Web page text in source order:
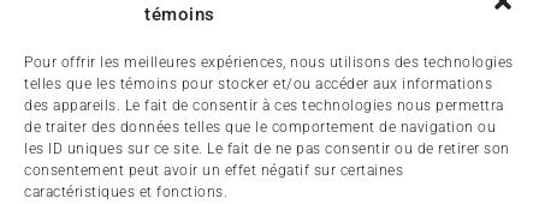
témoins
Pour offrir les meilleures expériences, nous utilisons des technologies
telles que les témoins pour stocker et/ou accéder aux informations
des appareils. Le fait de consentir à ces technologies nous permettra
de traiter des données telles que le comportement de navigation ou
les ID uniques sur ce site. Le fait de ne pas consentir ou de retirer son
consentement peut avoir un effet négatif sur certaines
caractéristiques et fonctions.